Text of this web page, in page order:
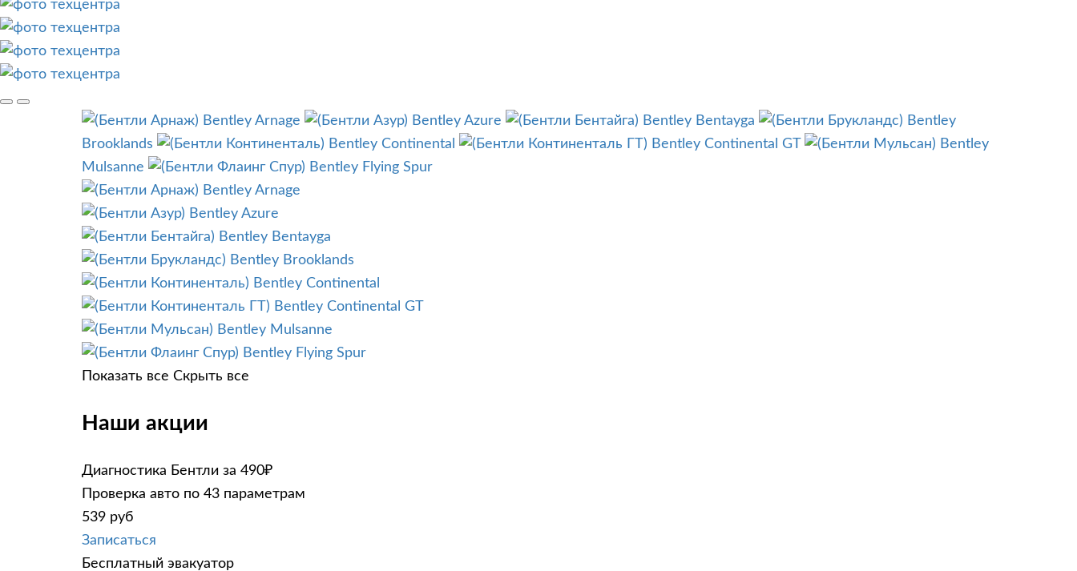
Bentley Arnage Bentley Azure Bentley Bentayga
Bentley
Brooklands
Bentley Continental Bentley Continental GT
Bentley
Mulsanne
Bentley Flying Spur
Bentley Arnage
Bentley Azure
Bentley Bentayga
Bentley Brooklands
Bentley Continental
Bentley Continental GT
Bentley Mulsanne
Bentley Flying Spur
Показать все Скрыть все
Наши акции
Диагностика Бентли за 490₽
Проверка авто по 43 параметрам
539 руб
Записаться
Бесплатный эвакуатор